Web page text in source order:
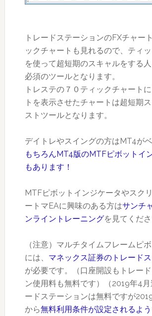
トレードステーションのFXチャー
ックチャートも見れるので、ティ
を使って超短期のスキャルをする
必須のツールとなります。
トレステの７０ティックチャート
トを表示させたチャートは超短期
ストツールとなります。
デイトレやスイングの方はMT4がベ
もちろんMT4版のMTFピボットイ
もあります！
MTFピボットインジケータやスク
ートマEAに興味のある方はサンチ
ンライントレーニングを見てくださ
（注意）マルチタイムフレームピ
には、 マネックス証券のトレード
が必要です。（口座開設もトレー
ン使用料も無料です）（2019年4
ードステーションは無料ですが
から無料利用条件が設定されるよ